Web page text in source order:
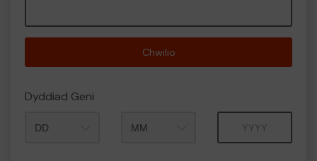
Chwilio
Dyddiad Geni